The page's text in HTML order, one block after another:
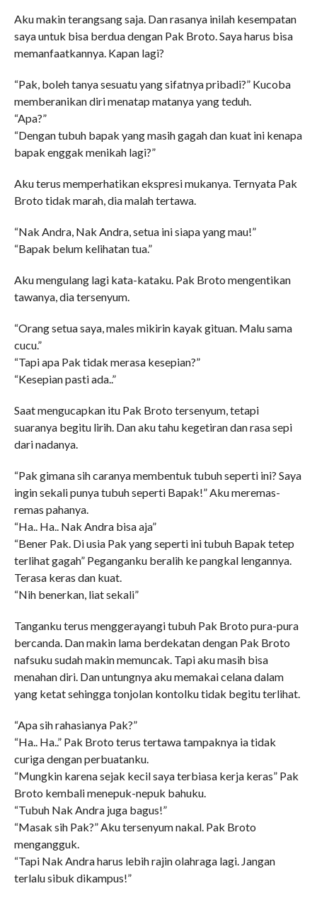
Aku makin terangsang saja. Dan rasanya inilah kesempatan
saya untuk bisa berdua dengan Pak Broto. Saya harus bisa
memanfaatkannya. Kapan lagi?
“Pak, boleh tanya sesuatu yang sifatnya pribadi?” Kucoba
memberanikan diri menatap matanya yang teduh.
“Apa?”
“Dengan tubuh bapak yang masih gagah dan kuat ini kenapa
bapak enggak menikah lagi?”
Aku terus memperhatikan ekspresi mukanya. Ternyata Pak
Broto tidak marah, dia malah tertawa.
“Nak Andra, Nak Andra, setua ini siapa yang mau!”
“Bapak belum kelihatan tua.”
Aku mengulang lagi kata-kataku. Pak Broto mengentikan
tawanya, dia tersenyum.
“Orang setua saya, males mikirin kayak gituan. Malu sama
cucu.”
“Tapi apa Pak tidak merasa kesepian?”
“Kesepian pasti ada..”
Saat mengucapkan itu Pak Broto tersenyum, tetapi
suaranya begitu lirih. Dan aku tahu kegetiran dan rasa sepi
dari nadanya.
“Pak gimana sih caranya membentuk tubuh seperti ini? Saya
ingin sekali punya tubuh seperti Bapak!” Aku meremas-
remas pahanya.
“Ha.. Ha.. Nak Andra bisa aja”
“Bener Pak. Di usia Pak yang seperti ini tubuh Bapak tetep
terlihat gagah” Peganganku beralih ke pangkal lengannya.
Terasa keras dan kuat.
“Nih benerkan, liat sekali”
Tanganku terus menggerayangi tubuh Pak Broto pura-pura
bercanda. Dan makin lama berdekatan dengan Pak Broto
nafsuku sudah makin memuncak. Tapi aku masih bisa
menahan diri. Dan untungnya aku memakai celana dalam
yang ketat sehingga tonjolan kontolku tidak begitu terlihat.
“Apa sih rahasianya Pak?”
“Ha.. Ha..” Pak Broto terus tertawa tampaknya ia tidak
curiga dengan perbuatanku.
“Mungkin karena sejak kecil saya terbiasa kerja keras” Pak
Broto kembali menepuk-nepuk bahuku.
“Tubuh Nak Andra juga bagus!”
“Masak sih Pak?” Aku tersenyum nakal. Pak Broto
mengangguk.
“Tapi Nak Andra harus lebih rajin olahraga lagi. Jangan
terlalu sibuk dikampus!”